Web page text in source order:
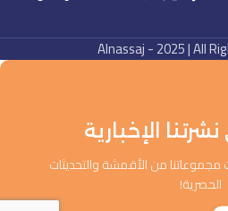
Alnassaj - 2025 | All
الإخبارية
من الأقمشة والتحديثات
الحصرية!